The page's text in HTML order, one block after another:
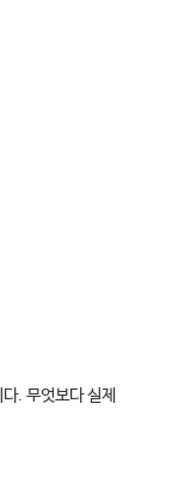
. 무엇보다 실제